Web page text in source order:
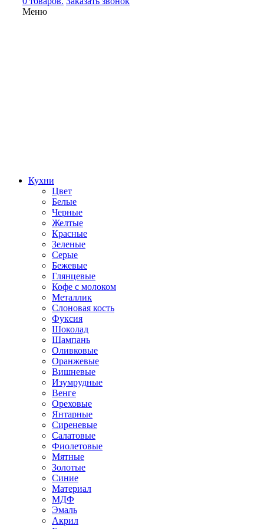
Меню
Кухни
Цвет
Белые
Черные
Желтые
Красные
Зеленые
Серые
Бежевые
Глянцевые
Кофе с молоком
Металлик
Слоновая кость
Фуксия
Шоколад
Шампань
Оливковые
Оранжевые
Вишневые
Изумрудные
Венге
Ореховые
Янтарные
Сиреневые
Салатовые
Фиолетовые
Мятные
Золотые
Синие
Материал
МДФ
Эмаль
Акрил